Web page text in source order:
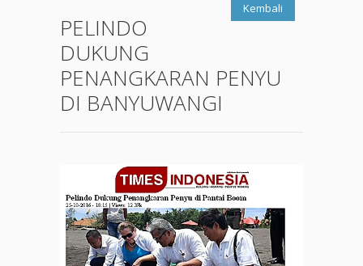
Kembali
PELINDO
DUKUNG
PENANGKARAN PENYU
DI BANYUWANGI